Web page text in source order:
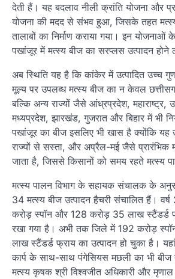
देती हैं। यह बदलाव नीली क्रांति योजना और
योजना की मदद से संभव हुआ, जिसके तहत
तालाबों का निर्माण कराया गया। इन योजनाओं
पखांजूर में मत्स्य बीज का सरप्लस उत्पादन होने
अब स्थिति यह है कि कांकेर में उत्पादित उच्च
मूल्य पर उपलब्ध मत्स्य बीज का न केवल
बल्कि अन्य राज्यों जैसे आंध्रप्रदेश, महाराष्ट्र,
मध्यप्रदेश, झारखंड, गुजरात और बिहार में भी
पखांजूर का बीज इसलिए भी खास है क्योंकि यह
राज्यों से सस्ता, और अप्रैल-मई जैसे प्रारंभिक
जाता है, जिससे किसानों को समय रहते मत्स्य
मत्स्य पालन विभाग के सहायक संचालक के
34 मत्स्य बीज उत्पादन हैचरी संचालित हैं।
करोड़ स्पॉन और 128 करोड़ 35 लाख स्टैंडर्ड
रखा गया है। अभी तक जिले में 192 करोड़
लाख स्टैंडर्ड फ्राय का उत्पादन हो चुका है।
कार्प के साथ-साथ पंगेसियस मछली का भी बीज
मत्स्य कृषक श्री विश्वजीत अधिकारी और मृणाल